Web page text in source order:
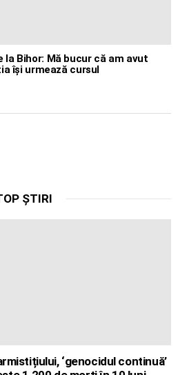
la Bihor: Mă bucur că am avut
își urmează cursul
ȘTIRI
‘genocidul continuă’